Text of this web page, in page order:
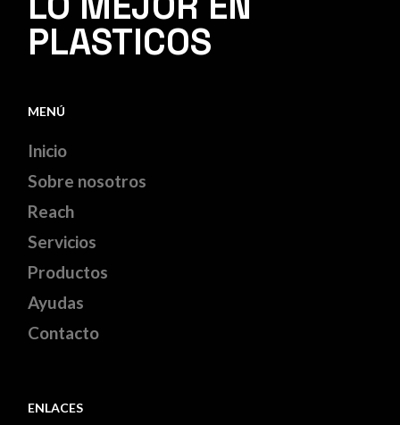
PLASTICOS
MENÚ
Inicio
Sobre nosotros
Reach
Servicios
Productos
Ayudas
Contacto
ENLACES